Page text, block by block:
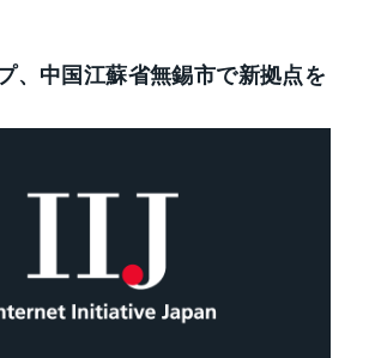
、中国江蘇省無錫市で新拠点を